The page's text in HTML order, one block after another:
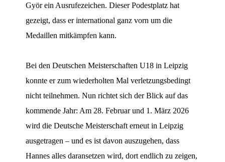
Györ ein Ausrufezeichen. Dieser Podestplatz hat
gezeigt, dass er international ganz vorn um die
Medaillen mitkämpfen kann.
Bei den Deutschen Meisterschaften U18 in Leipzig
konnte er zum wiederholten Mal verletzungsbedingt
nicht teilnehmen. Nun richtet sich der Blick auf das
kommende Jahr: Am 28. Februar und 1. März 2026
wird die Deutsche Meisterschaft erneut in Leipzig
ausgetragen – und es ist davon auszugehen, dass
Hannes alles daransetzen wird, dort endlich zu zeigen,